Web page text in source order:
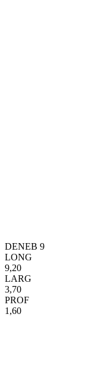
DENEB 9
LONG
9,20
LARG
3,70
PROF
1,60